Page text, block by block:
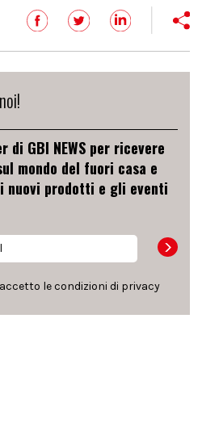
GBI NEWS per ricevere
mondo del fuori casa e
nuovi prodotti e gli eventi
le condizioni di privacy